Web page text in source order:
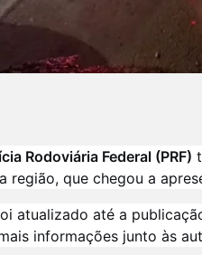
Rodoviária Federal (PRF)
que chegou a
atualizado até a
informações junto às